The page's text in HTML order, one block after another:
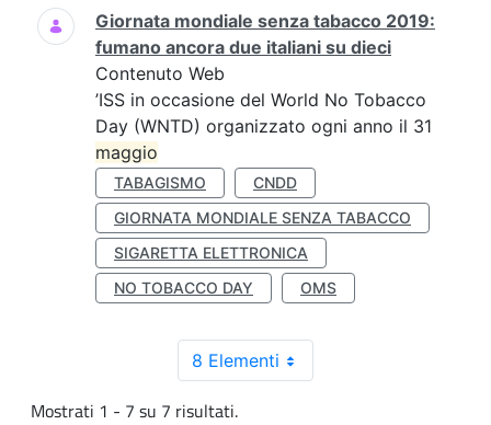
Giornata mondiale senza tabacco 2019:
fumano ancora due italiani su dieci
Contenuto Web
’ISS in occasione del World No Tobacco
Day (WNTD) organizzato ogni anno il 31
maggio
TABAGISMO
CNDD
GIORNATA MONDIALE SENZA TABACCO
SIGARETTA ELETTRONICA
NO TOBACCO DAY
OMS
8 Elementi
Mostrati 1 - 7 su 7 risultati.